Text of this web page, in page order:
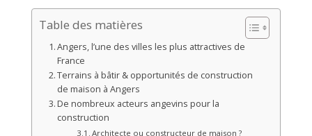
Table des matières
Angers, l’une des villes les plus attractives de
France
Terrains à bâtir & opportunités de construction
de maison à Angers
De nombreux acteurs angevins pour la
construction
Architecte ou constructeur de maison ?